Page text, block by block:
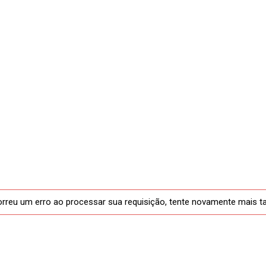
um erro ao processar sua requisição, tente novamente mais